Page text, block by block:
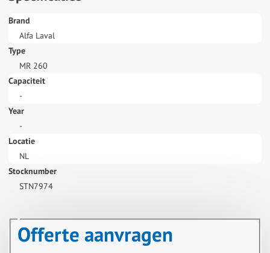
Brand
Alfa Laval
Type
MR 260
Capaciteit
-
Year
-
Locatie
NL
Stocknumber
STN7974
Offerte aanvragen